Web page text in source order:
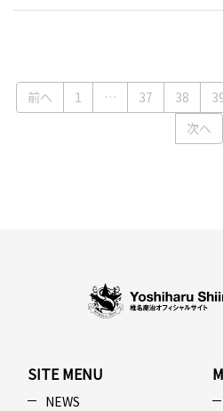
前へ 1 … 37 38
次へ
SITE MENU
NEWS